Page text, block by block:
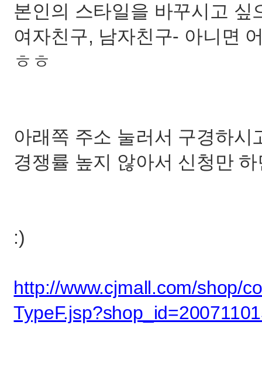
본인의 스타일을 바꾸시고 싶
여자친구, 남자친구- 아니면
ㅎㅎ
아래쪽 주소 눌러서 구경하시
경쟁률 높지 않아서 신청만
:)
http://www.cjmall.com/shop/